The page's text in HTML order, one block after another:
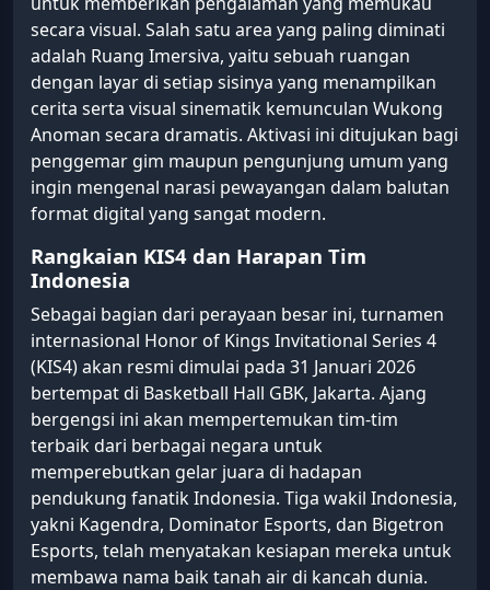
secara visual. Salah satu area yang paling diminati
adalah Ruang Imersiva, yaitu sebuah ruangan
dengan layar di setiap sisinya yang menampilkan
cerita serta visual sinematik kemunculan Wukong
Anoman secara dramatis. Aktivasi ini ditujukan bagi
penggemar gim maupun pengunjung umum yang
ingin mengenal narasi pewayangan dalam balutan
format digital yang sangat modern.
Rangkaian KIS4 dan Harapan Tim
Indonesia
Sebagai bagian dari perayaan besar ini, turnamen
internasional Honor of Kings Invitational Series 4
(KIS4) akan resmi dimulai pada 31 Januari 2026
bertempat di Basketball Hall GBK, Jakarta. Ajang
bergengsi ini akan mempertemukan tim-tim
terbaik dari berbagai negara untuk
memperebutkan gelar juara di hadapan
pendukung fanatik Indonesia. Tiga wakil Indonesia,
yakni Kagendra, Dominator Esports, dan Bigetron
Esports, telah menyatakan kesiapan mereka untuk
membawa nama baik tanah air di kancah dunia.